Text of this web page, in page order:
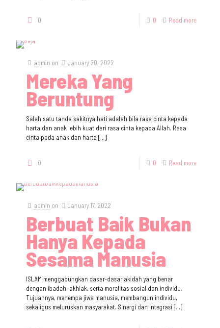
0 0 Read more
admin on January 20, 2022
Mereka Yang
Beruntung
Salah satu tanda sakitnya hati adalah bila rasa cinta kepada
harta dan anak lebih kuat dari rasa cinta kepada Allah. Rasa
cinta pada anak dan harta […]
0 0 Read more
admin on January 17, 2022
Berbuat Baik Bukan
Hanya Kepada
Sesama Manusia
ISLAM menggabungkan dasar-dasar akidah yang benar
dengan ibadah, akhlak, serta moralitas sosial dan individu.
Tujuannya, menempa jiwa manusia, membangun individu,
sekaligus meluruskan masyarakat. Sinergi dan integrasi […]